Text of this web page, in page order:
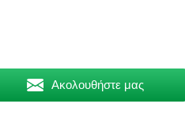
Ακολουθήστε μας